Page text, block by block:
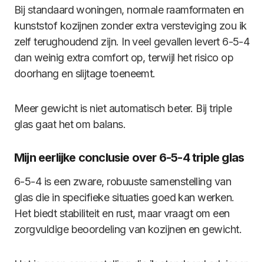
Bij standaard woningen, normale raamformaten en
kunststof kozijnen zonder extra versteviging zou ik
zelf terughoudend zijn. In veel gevallen levert 6-5-4
dan weinig extra comfort op, terwijl het risico op
doorhang en slijtage toeneemt.
Meer gewicht is niet automatisch beter. Bij triple
glas gaat het om balans.
Mijn eerlijke conclusie over 6-5-4 triple glas
6-5-4 is een zware, robuuste samenstelling van
glas die in specifieke situaties goed kan werken.
Het biedt stabiliteit en rust, maar vraagt om een
zorgvuldige beoordeling van kozijnen en gewicht.